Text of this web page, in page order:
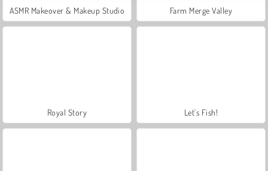
ASMR Makeover & Makeup Studio Farm Merge Valley
Royal Story Let's Fish!